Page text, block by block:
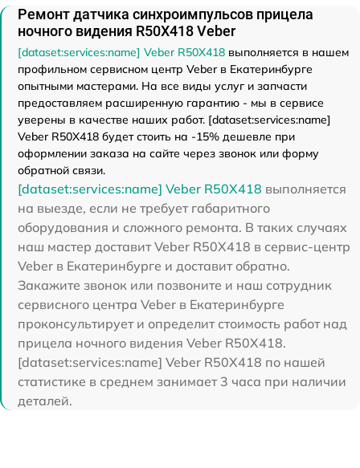
Ремонт датчика синхроимпульсов прицела
ночного видения R50X418 Veber
[dataset:services:name] Veber R50X418 выполняется в нашем
профильном сервисном центр Veber в Екатеринбурге
опытными мастерами. На все виды услуг и запчасти
предоставляем расширенную гарантию - мы в сервисе
уверены в качестве наших работ. [dataset:services:name]
Veber R50X418 будет стоить на -15% дешевле при
оформлении заказа на сайте через звонок или форму
обратной связи.
[dataset:services:name] Veber R50X418 выполняется
на выезде, если не требует габаритного
оборудования и сложного ремонта. В таких случаях
наш мастер доставит Veber R50X418 в сервис-центр
Veber в Екатеринбурге и доставит обратно.
Закажите звонок или позвоните и наш сотрудник
сервисного центра Veber в Екатеринбурге
проконсультирует и определит стоимость работ над
прицела ночного видения Veber R50X418.
[dataset:services:name] Veber R50X418 по нашей
статистике в среднем занимает 3 часа при наличии
деталей.